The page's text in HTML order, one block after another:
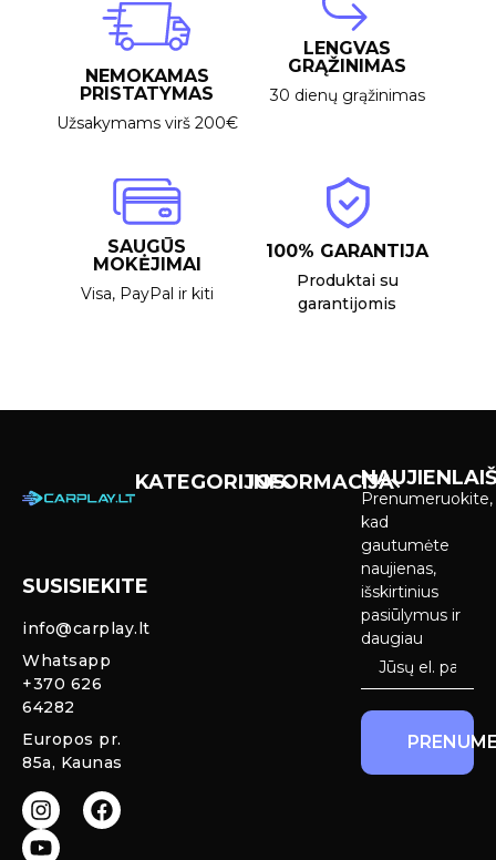
NEMOKAMAS
PRISTATYMAS
Užsakymams virš 200€
LENGVAS
GRĄŽINIMAS
30 dienų grąžinimas
SAUGŪS
MOKĖJIMAI
Visa, PayPal ir kiti
100% GARANTIJA
Produktai su
garantijomis
SUSISIEKITE
info@carplay.lt
Whatsapp
+370 626
64282
Europos pr.
85a, Kaunas
KATEGORIJOS
galinio vaizdo
INFORMACIJA
Prenumeruokite,
kad
gautumėte
naujienas,
išskirtinius
pasiūlymus ir
daugiau